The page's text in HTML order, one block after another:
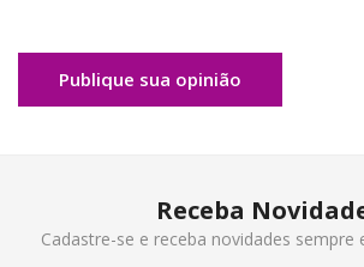
Publique sua opinião
Receba
Cadastre-se e receba novidades sempre